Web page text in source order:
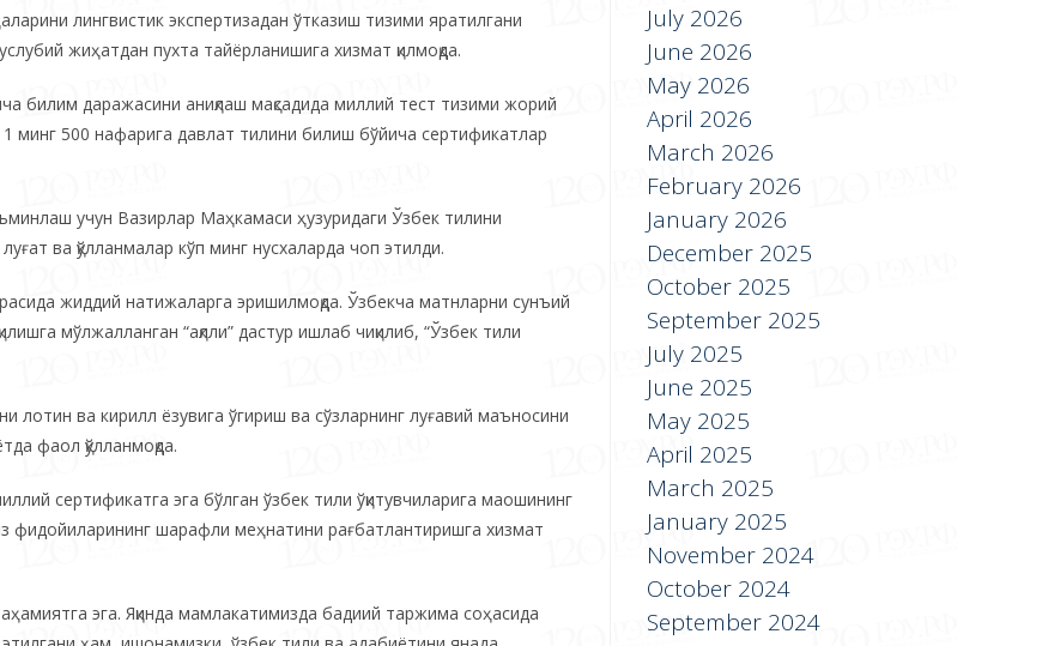
лингвистик экспертизадан ўтказиш тизими яратилгани
жиҳатдан пухта тайёрланишига хизмат қилмоқда.
билим даражасини аниқлаш мақсадида миллий тест тизими жорий
1 минг 500 нафарига давлат тилини билиш бўйича сертификатлар
учун Вазирлар Маҳкамаси ҳузуридаги Ўзбек тилини
ва қўлланмалар кўп минг нусхаларда чоп этилди.
жиддий натижаларга эришилмоқда. Ўзбекча матнларни сунъий
мўлжалланган “ақлли” дастур ишлаб чиқилиб, “Ўзбек тили
лотин ва кирилл ёзувига ўгириш ва сўзларнинг луғавий маъносини
фаол қўлланмоқда.
сертификатга эга бўлган ўзбек тили ўқитувчиларига маошининг
фидойиларининг шарафли меҳнатини рағбатлантиришга хизмат
эга. Яқинда мамлакатимизда бадиий таржима соҳасида
July 2026
June 2026
May 2026
April 2026
March 2026
February 2026
January 2026
December 2025
October 2025
September 2025
July 2025
June 2025
May 2025
April 2025
March 2025
January 2025
November 2024
October 2024
September 2024